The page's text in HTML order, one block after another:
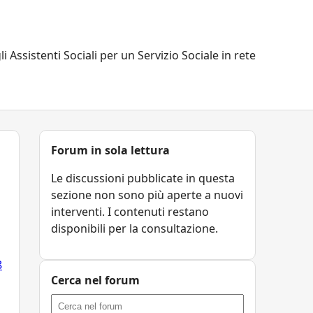
Assistenti Sociali per un Servizio Sociale in rete
Forum in sola lettura
Le discussioni pubblicate in questa
sezione non sono più aperte a nuovi
interventi. I contenuti restano
disponibili per la consultazione.
Cerca nel forum